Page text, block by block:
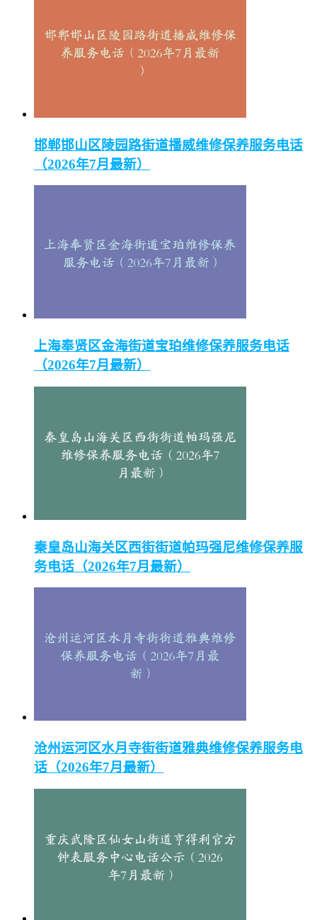
邯郸邯山区陵园路街道播威维修保养服务电话
（2026年7月最新）
上海奉贤区金海街道宝珀维修保养服务电话
（2026年7月最新）
秦皇岛山海关区西街街道帕玛强尼维修保养服
务电话（2026年7月最新）
沧州运河区水月寺街街道雅典维修保养服务电
话（2026年7月最新）